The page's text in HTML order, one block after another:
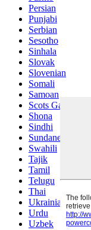
Persian
Punjabi
Serbian
Sesotho
Sinhala
Slovak
Slovenian
Somali
Samoan
Scots Gaelic
Shona
Sindhi
Sundanese
Swahili
Tajik
Tamil
Telugu
Thai
Ukrainian
Urdu
Uzbek